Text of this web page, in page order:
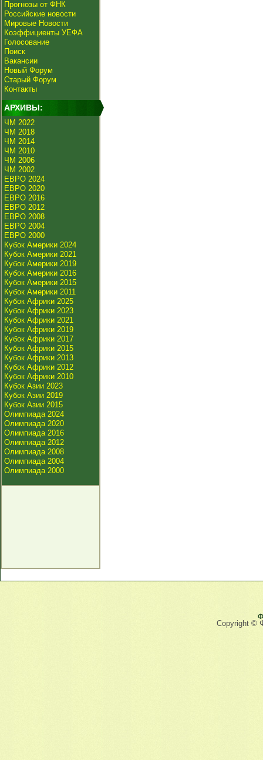
Прогнозы от ФНК
Российские новости
Мировые Новости
Коэффициенты УЕФА
Голосование
Поиск
Вакансии
Новый Форум
Старый Форум
Контакты
АРХИВЫ:
ЧМ 2022
ЧМ 2018
ЧМ 2014
ЧМ 2010
ЧМ 2006
ЧМ 2002
ЕВРО 2024
ЕВРО 2020
ЕВРО 2016
ЕВРО 2012
ЕВРО 2008
ЕВРО 2004
ЕВРО 2000
Кубок Америки 2024
Кубок Америки 2021
Кубок Америки 2019
Кубок Америки 2016
Кубок Америки 2015
Кубок Америки 2011
Кубок Африки 2025
Кубок Африки 2023
Кубок Африки 2021
Кубок Африки 2019
Кубок Африки 2017
Кубок Африки 2015
Кубок Африки 2013
Кубок Африки 2012
Кубок Африки 2010
Кубок Азии 2023
Кубок Азии 2019
Кубок Азии 2015
Олимпиада 2024
Олимпиада 2020
Олимпиада 2016
Олимпиада 2012
Олимпиада 2008
Олимпиада 2004
Олимпиада 2000
Copyright ©